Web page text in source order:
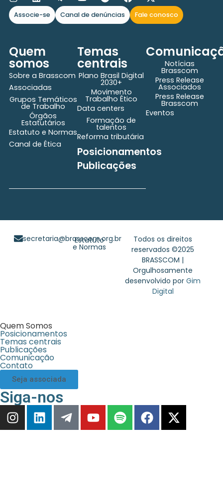
Associe-se Canal de denúncias Fale conosco
Quem
somos
Sobre a Brasscom
Associadas
Grupos Temáticos
de Trabalho
Órgãos
Estatutários
Estatuto e Normas
Canal de Ética
Temas
centrais
Plano Brasil Digital
2030+
Movimento
Trabalho Ético
Data centers
Formação de
talentos
Reforma tributária
Posicionamentos
Publicações
Notícias
Brasscom
Press Release
Associados
Press Release
Brasscom
Eventos
Todos os direitos
reservados ©2025
BRASSCOM |
Orgulhosamente
desenvolvido porGim
Digital
secretaria@brasscom.org.br
Estatuto
e Normas
Quem Somos
Posicionamentos
Temas centrais
Publicações
Comunicação
Contato
Seja associada
Siga-nos